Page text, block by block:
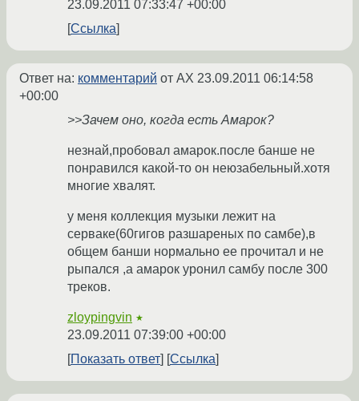
23.09.2011 07:33:47 +00:00
Ссылка
Ответ на: комментарий от AX 23.09.2011 06:14:58
+00:00
>>Зачем оно, когда есть Амарок?
незнай,пробовал амарок.после банше не
понравился какой-то он неюзабельный.хотя
многие хвалят.
у меня коллекция музыки лежит на
серваке(60гигов разшареных по самбе),в
общем банши нормально ее прочитал и не
рыпался ,а амарок уронил самбу после 300
треков.
zloypingvin ★
23.09.2011 07:39:00 +00:00
Показать ответ
Ссылка